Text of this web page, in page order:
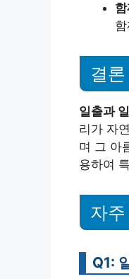
결론
일출과
리가 자
며 그 아
용하여
자
Q1: